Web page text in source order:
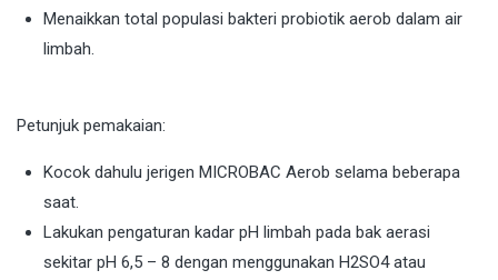
Menaikkan total populasi bakteri probiotik aerob dalam air
limbah.
Petunjuk pemakaian:
Kocok dahulu jerigen MICROBAC Aerob selama beberapa
saat.
Lakukan pengaturan kadar pH limbah pada bak aerasi
sekitar pH 6,5 – 8 dengan menggunakan H2SO4 atau